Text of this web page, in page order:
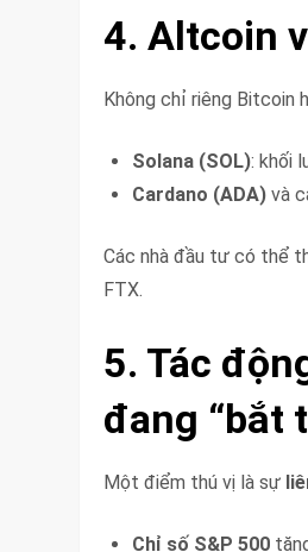
4. Altcoin
Không chỉ riêng Bitcoin
Solana (SOL): khối
Cardano (ADA) và
Các nhà đầu tư có thể
FTX.
5. Tác
đang “bắt
Một điểm thú vị là sự
Chỉ số S&P 500